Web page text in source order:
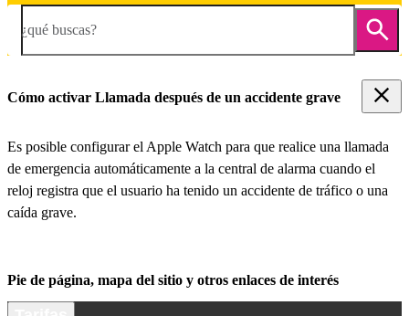
¿qué buscas?
Cómo activar Llamada después de un accidente grave
Es posible configurar el Apple Watch para que realice una llamada
de emergencia automáticamente a la central de alarma cuando el
reloj registra que el usuario ha tenido un accidente de tráfico o una
caída grave.
Pie de página, mapa del sitio y otros enlaces de interés